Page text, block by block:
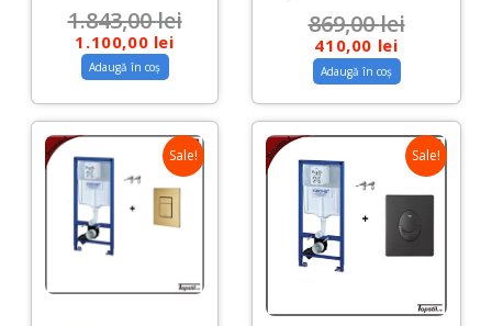
1.843,00lei
1.100,00 lei
Adaugă în coș
869,00lei
410,00 lei
Adaugă în coș
Sale! Sale!